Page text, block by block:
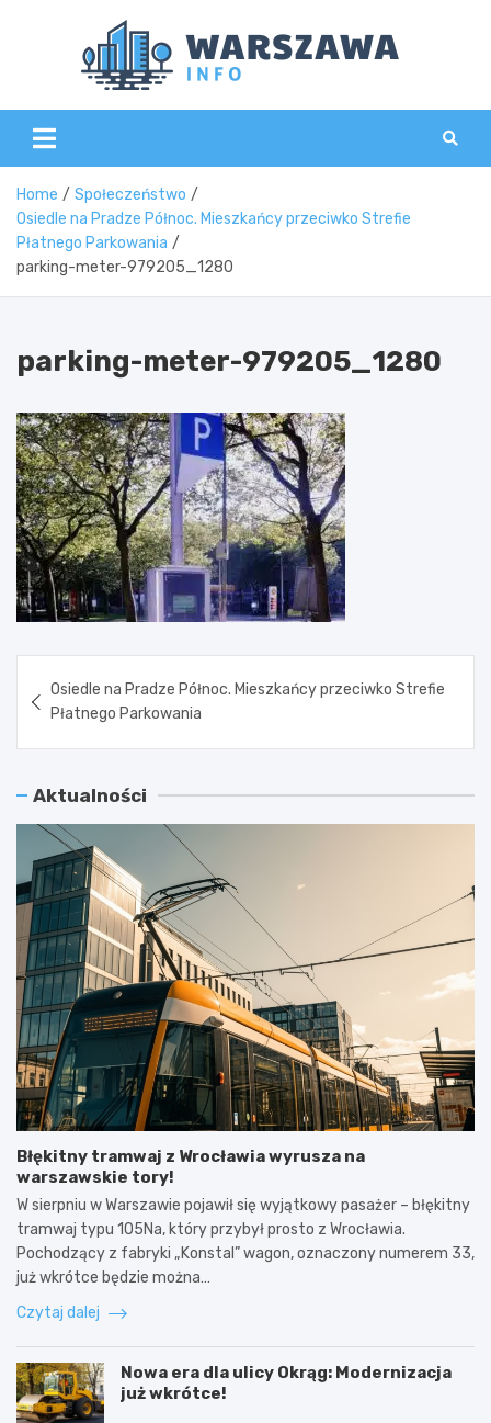
Home
Społeczeństwo
Osiedle na Pradze Północ. Mieszkańcy przeciwko Strefie
Płatnego Parkowania
parking-meter-979205_1280
parking-meter-979205_1280
wpisu
Osiedle na Pradze Północ. Mieszkańcy przeciwko Strefie
Płatnego Parkowania
Aktualności
Błękitny tramwaj z Wrocławia wyrusza na
warszawskie tory!
W sierpniu w Warszawie pojawił się wyjątkowy pasażer – błękitny
tramwaj typu 105Na, który przybył prosto z Wrocławia.
Pochodzący z fabryki „Konstal” wagon, oznaczony numerem 33,
już wkrótce będzie można…
Czytaj dalej
Nowa era dla ulicy Okrąg: Modernizacja
już wkrótce!